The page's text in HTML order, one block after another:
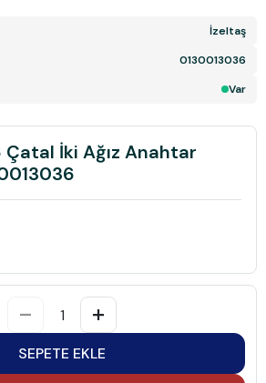
İzeltaş
0130013036
Var
İki Ağız Anahtar
SEPETE EKLE